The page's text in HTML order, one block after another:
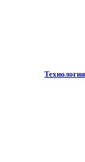
Технология